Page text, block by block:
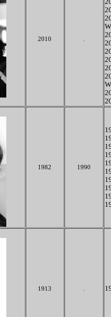
2010 .
1982 1990
1913 .